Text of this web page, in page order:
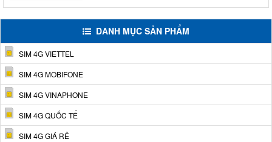
DANH MỤC SẢN PHẨM
SIM 4G VIETTEL
SIM 4G MOBIFONE
SIM 4G VINAPHONE
SIM 4G QUỐC TẾ
SIM 4G GIÁ RẺ